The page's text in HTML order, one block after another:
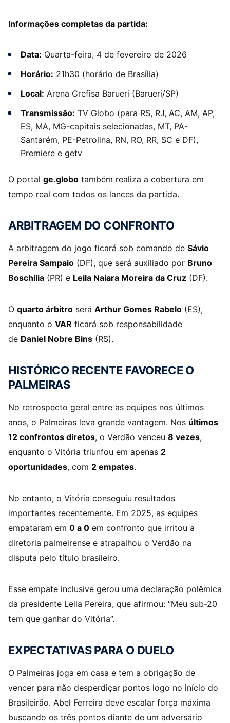
Informações completas da partida:
Data: Quarta-feira, 4 de fevereiro de 2026
Horário: 21h30 (horário de Brasília)
Local: Arena Crefisa Barueri (Barueri/SP)
Transmissão: TV Globo (para RS, RJ, AC, AM, AP,
ES, MA, MG-capitais selecionadas, MT, PA-
Santarém, PE-Petrolina, RN, RO, RR, SC e DF),
Premiere e getv
O portal ge.globo também realiza a cobertura em
tempo real com todos os lances da partida.
ARBITRAGEM DO CONFRONTO
A arbitragem do jogo ficará sob comando de Sávio
Pereira Sampaio (DF), que será auxiliado por Bruno
Boschilia (PR) e Leila Naiara Moreira da Cruz (DF).
O quarto árbitro será Arthur Gomes Rabelo (ES),
enquanto o VAR ficará sob responsabilidade
de Daniel Nobre Bins (RS).
HISTÓRICO RECENTE FAVORECE O
PALMEIRAS
No retrospecto geral entre as equipes nos últimos
anos, o Palmeiras leva grande vantagem. Nos últimos
12 confrontos diretos, o Verdão venceu 8 vezes,
enquanto o Vitória triunfou em apenas 2
oportunidades, com 2 empates.
No entanto, o Vitória conseguiu resultados
importantes recentemente. Em 2025, as equipes
empataram em 0 a 0 em confronto que irritou a
diretoria palmeirense e atrapalhou o Verdão na
disputa pelo título brasileiro.
Esse empate inclusive gerou uma declaração polêmica
da presidente Leila Pereira, que afirmou: “Meu sub-20
tem que ganhar do Vitória”.
EXPECTATIVAS PARA O DUELO
O Palmeiras joga em casa e tem a obrigação de
vencer para não desperdiçar pontos logo no início do
Brasileirão. Abel Ferreira deve escalar força máxima
buscando os três pontos diante de um adversário